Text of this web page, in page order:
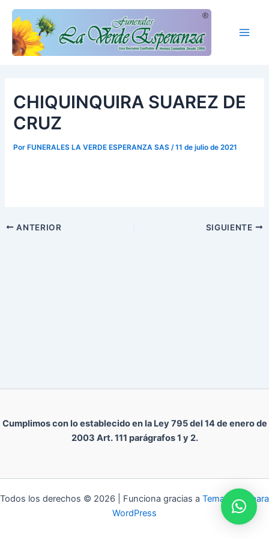
contenido
CHIQUINQUIRA SUAREZ DE
CRUZ
Por FUNERALES LA VERDE ESPERANZA SAS/11 de julio de 2021
ANTERIOR SIGUIENTE
Cumplimos con lo establecido en la Ley 795 del 14 de enero de
2003 Art. 111 parágrafos 1 y 2.
Todos los derechos © 2026 | Funciona gracias a Tema Astra para
WordPress